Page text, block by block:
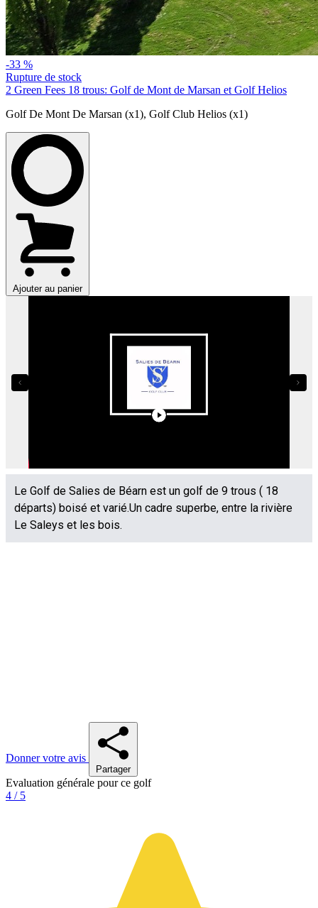
-33 %
Rupture de stock
2 Green Fees 18 trous: Golf de Mont de Marsan et Golf Helios
Golf De Mont De Marsan (x1), Golf Club Helios (x1)
Ajouter au panier
Donner votre avis
Partager
Evaluation générale pour ce golf
4 / 5